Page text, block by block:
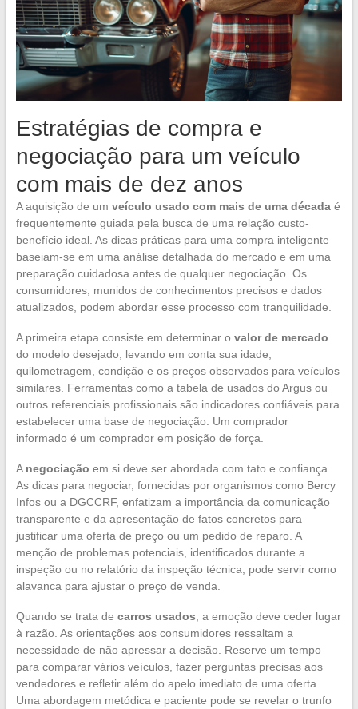
Estratégias de compra e
negociação para um veículo
com mais de dez anos
A aquisição de um veículo usado com mais de uma décadaé
frequentemente guiada pela busca de uma relação custo-
benefício ideal. As dicas práticas para uma compra inteligente
baseiam-se em uma análise detalhada do mercado e em uma
preparação cuidadosa antes de qualquer negociação. Os
consumidores, munidos de conhecimentos precisos e dados
atualizados, podem abordar esse processo com tranquilidade.
A primeira etapa consiste em determinar o valor de mercado
do modelo desejado, levando em conta sua idade,
quilometragem, condição e os preços observados para veículos
similares. Ferramentas como a tabela de usados do Argus ou
outros referenciais profissionais são indicadores confiáveis para
estabelecer uma base de negociação. Um comprador
informado é um comprador em posição de força.
A negociação em si deve ser abordada com tato e confiança.
As dicas para negociar, fornecidas por organismos como Bercy
Infos ou a DGCCRF, enfatizam a importância da comunicação
transparente e da apresentação de fatos concretos para
justificar uma oferta de preço ou um pedido de reparo. A
menção de problemas potenciais, identificados durante a
inspeção ou no relatório da inspeção técnica, pode servir como
alavanca para ajustar o preço de venda.
Quando se trata de carros usados , a emoção deve ceder lugar
à razão. As orientações aos consumidores ressaltam a
necessidade de não apressar a decisão. Reserve um tempo
para comparar vários veículos, fazer perguntas precisas aos
vendedores e refletir além do apelo imediato de uma oferta.
Uma abordagem metódica e paciente pode se revelar o trunfo